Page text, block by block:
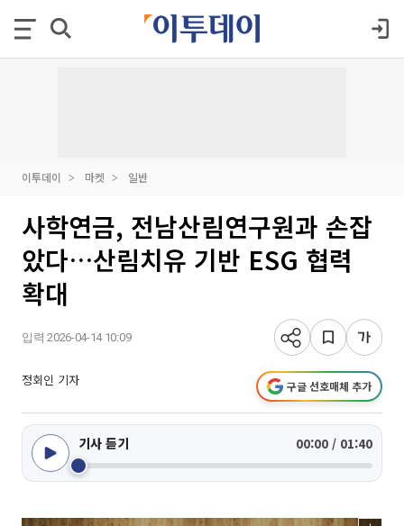
이투데이 마켓 일반
사학연금, 전남산림연구원과 손잡
았다…산림치유 기반 ESG 협력
확대
입력 2026-04-14 10:09
정회인 기자 구글 선호매체 추가
기사 듣기 00:00 / 01:40